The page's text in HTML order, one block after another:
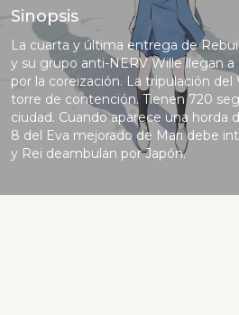
Sinopsis
La cuarta y última entrega de
y su grupo anti-NERV Wille llegan a
por la coreización. La tripulación
torre de contención. Tienen 720
ciudad. Cuando aparece una horda
8 del Eva mejorado de Mari debe
y Rei deambulan por Japón.